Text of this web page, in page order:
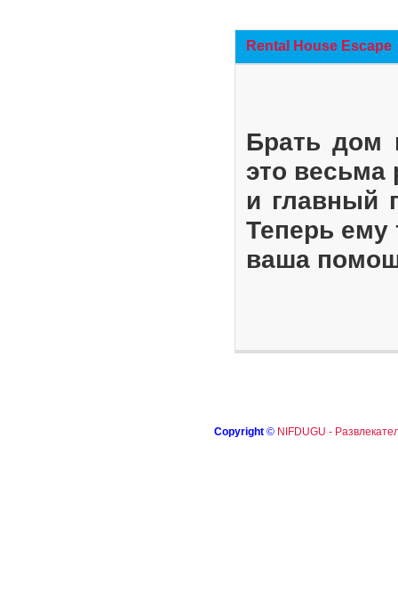
Rental House Escape
Брать дом
это весьма
и главный
Теперь ему
ваша
Copyright © NIFDUGU -